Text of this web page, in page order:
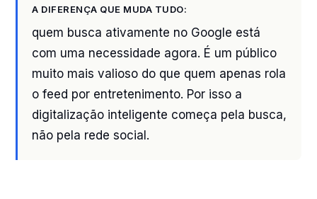
A DIFERENÇA QUE MUDA TUDO:
quem busca ativamente no Google está
com uma necessidade agora. É um público
muito mais valioso do que quem apenas rola
o feed por entretenimento. Por isso a
digitalização inteligente começa pela busca,
não pela rede social.